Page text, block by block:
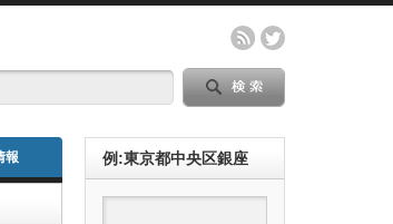
報 例:東京都中央区銀座